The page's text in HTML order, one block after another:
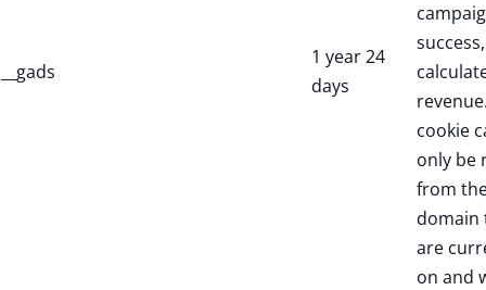
__gads
1 year 24
days
cookie
only be
from
domain
are
on and